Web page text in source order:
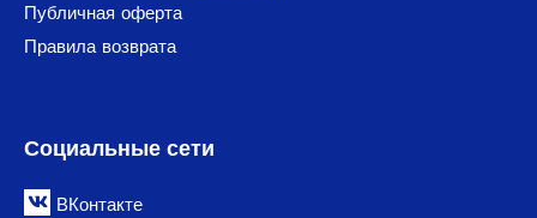
Публичная оферта
Правила возврата
Социальные сети
ВКонтакте